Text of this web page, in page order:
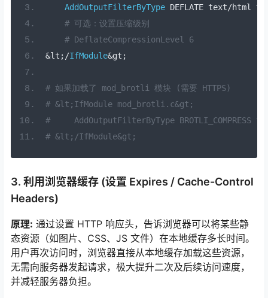
AddOutputFilterByType DEFLATE text/html
# 可选：设置压缩级别
# DeflateCompressionLevel 6
&lt ;/IfModule&gt ;
# 如果加载了 mod_brotli 模块 (需要 HTTPS)
# &lt;IfModule mod_brotli.c&gt;
#     AddOutputFilterByType
# &lt;/IfModule&gt;
3. 利用浏览器缓存 (设置 Expires / Cache-Control
Headers)
原理: 通过设置 HTTP 响应头，告诉浏览器可以将某些静
态资源（如图片、CSS、JS 文件）在本地缓存多长时间。
用户再次访问时，浏览器直接从本地缓存加载这些资源，
无需向服务器发起请求，极大提升二次及后续访问速度，
并减轻服务器负担。